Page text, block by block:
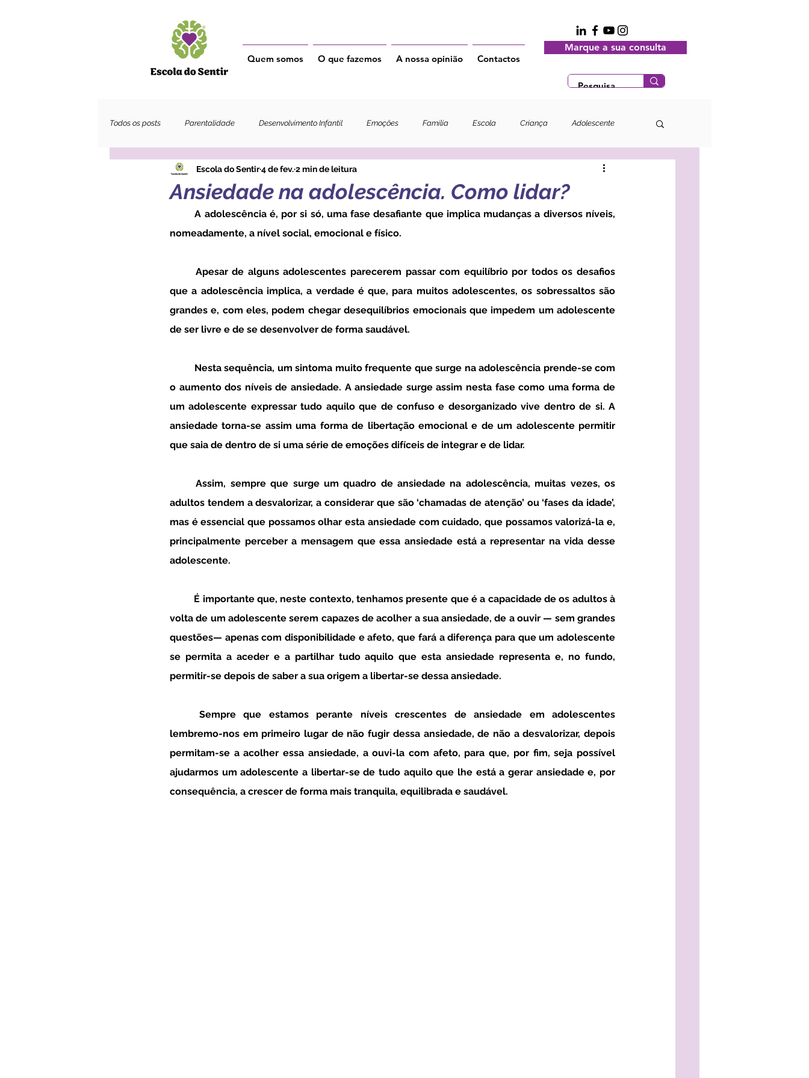
Quem somos O que fazemos A nossa opinião Contactos
Marque a sua consulta
Todos os posts Parentalidade Desenvolvimento Infantil Emoções Família Escola Criança Adolescente
Ansiedade na adolescência. Como lidar?
Escola do Sentir4 de fev.2 min de leitura
	A adolescência é, por si só, uma fase desafiante que implica mudanças a diversos níveis,
nomeadamente, a nível social, emocional e físico.
que a adolescência implica, a verdade é que, para muitos adolescentes, os sobressaltos são
grandes e, com eles, podem chegar desequilíbrios emocionais que impedem um adolescente
de ser livre e de se desenvolver de forma saudável.
o aumento dos níveis de ansiedade. A ansiedade surge assim nesta fase como uma forma de
um adolescente expressar tudo aquilo que de confuso e desorganizado vive dentro de si. A
ansiedade torna-se assim uma forma de libertação emocional e de um adolescente permitir
que saia de dentro de si uma série de emoções difíceis de integrar e de lidar.
	Assim, sempre que surge um quadro de ansiedade na adolescência, muitas vezes, os
adultos tendem a desvalorizar, a considerar que são ‘chamadas de atenção’ ou ‘fases da idade’,
mas é essencial que possamos olhar esta ansiedade com cuidado, que possamos valorizá-la e,
principalmente perceber a mensagem que essa ansiedade está a representar na vida desse
adolescente.
volta de um adolescente serem capazes de acolher a sua ansiedade, de a ouvir — sem grandes
questões— apenas com disponibilidade e afeto, que fará a diferença para que um adolescente
se permita a aceder e a partilhar tudo aquilo que esta ansiedade representa e, no fundo,
permitir-se depois de saber a sua origem a libertar-se dessa ansiedade.
lembremo-nos em primeiro lugar de não fugir dessa ansiedade, de não a desvalorizar, depois
permitam-se a acolher essa ansiedade, a ouvi-la com afeto, para que, por fim, seja possível
ajudarmos um adolescente a libertar-se de tudo aquilo que lhe está a gerar ansiedade e, por
consequência, a crescer de forma mais tranquila, equilibrada e saudável.